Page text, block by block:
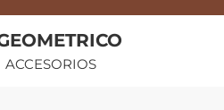
ACCESORIOS